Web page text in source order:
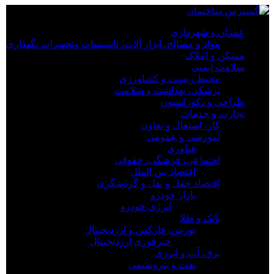
عمران و شهرداری
مواد و مصالح، ابزار آلات، تاسیسات وتجهیزات نگهداری
مسکن و املاک
سلامت ایمنی
محیط زیست و کشاورزی
پزشکی، بهداشت و سلامت
طراحی و دکوراسیون
تجارت و خدمات
کار، اشتغال و تعاون
آموزشی و عمومی
فناوری
اجتماعی، فرهنگی، حقوقی
اقتصاد بین الملل
اقتصاد حمل و نقل و گردشگری
بازار خودرو
انرژی خودرو
بانک و طلا
بورس، فارکس و ارزدیجیتال
خبرفوری ارزدیجیتال
برق، آب و انرژی
نفت و پتروشیمی
×
عمران و شهرداری
مواد و مصالح، ابزار آلات، تاسیسات وتجهیزات نگهداری
مسکن و املاک
سلامت ایمنی
محیط زیست و کشاورزی
پزشکی، بهداشت و سلامت
طراحی و دکوراسیون
تجارت و خدمات
کار، اشتغال و تعاون
آموزشی و عمومی
فناوری
اجتماعی، فرهنگی، حقوقی
اقتصاد بین الملل
اقتصاد حمل و نقل و گردشگری
بازار خودرو
بانک و طلا
بورس، فارکس و ارزدیجیتال
خبرفوری ارزدیجیتال
برق، آب و انرژی